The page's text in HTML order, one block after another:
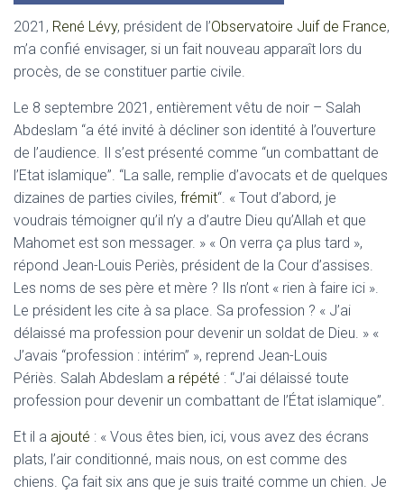
2021, René Lévy, président de l’Observatoire Juif de France,
m’a confié envisager, si un fait nouveau apparaît lors du
procès, de se constituer partie civile.
Le 8 septembre 2021, entièrement vêtu de noir – Salah
Abdeslam “a été invité à décliner son identité à l’ouverture
de l’audience. Il s’est présenté comme “un combattant de
l’Etat islamique”. “La salle, remplie d’avocats et de quelques
dizaines de parties civiles, frémit“. « Tout d’abord, je
voudrais témoigner qu’il n’y a d’autre Dieu qu’Allah et que
Mahomet est son messager. » « On verra ça plus tard »,
répond Jean-Louis Periès, président de la Cour d’assises.
Les noms de ses père et mère ? Ils n’ont « rien à faire ici ».
Le président les cite à sa place. Sa profession ? « J’ai
délaissé ma profession pour devenir un soldat de Dieu. » «
J’avais “profession : intérim” », reprend Jean-Louis
Périès. Salah Abdeslam a répété : “J’ai délaissé toute
profession pour devenir un combattant de l’État islamique”.
Et il a ajouté : « Vous êtes bien, ici, vous avez des écrans
plats, l’air conditionné, mais nous, on est comme des
chiens. Ça fait six ans que je suis traité comme un chien. Je